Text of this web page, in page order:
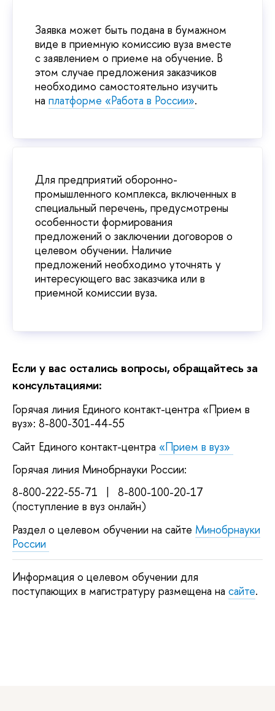
Заявка может быть подана в бумажном
виде в приемную комиссию вуза вместе
с заявлением о приеме на обучение. В
этом случае предложения заказчиков
необходимо самостоятельно изучить
на платформе «Работа в России».
Для предприятий оборонно-
промышленного комплекса, включенных в
специальный перечень, предусмотрены
особенности формирования
предложений о заключении договоров о
целевом обучении. Наличие
предложений необходимо уточнять у
интересующего вас заказчика или в
приемной комиссии вуза.
Если у вас остались вопросы, обращайтесь за
консультациями:
Горячая линия Единого контакт-центра «Прием в
вуз»: 8-800-301-44-55
Сайт Единого контакт-центра «Прием в вуз»
Горячая линия Минобрнауки России:
8-800-222-55-71 | 8-800-100-20-17
(поступление в вуз онлайн)
Раздел о целевом обучении на сайте Минобрнауки
России
Информация о целевом обучении для
поступающих в магистратуру размещена на сайте.